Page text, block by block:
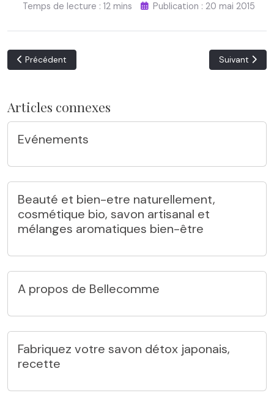
Temps de lecture : 12 mins Publication : 20 mai 2015
Article précédent : Oh ! L’eau…
Précédent Article
Suivant
Articles connexes
Evénements
Beauté et bien-etre naturellement,
cosmétique bio, savon artisanal et
mélanges aromatiques bien-être
A propos de Bellecomme
Fabriquez votre savon détox japonais,
recette